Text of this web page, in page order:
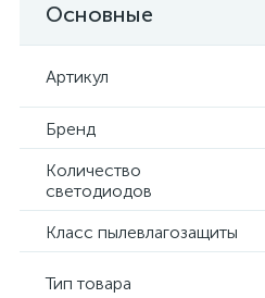
Основные
Артикул
Бренд
Количество
светодиодов
Класс пылевлагозащиты
Тип товара